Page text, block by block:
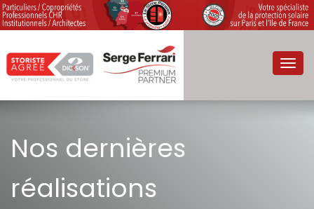
Nos dernières
réalisations